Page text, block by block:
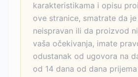
karakteristikama i opisu
ove stranice, smatrate da
neispravan ili da proizvod
vaša očekivanja, imate
odustanak od ugovora na
od 14 dana od dana